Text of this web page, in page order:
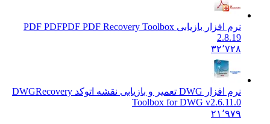
نرم افزار بازیابی PDF PDFPDF PDF Recovery Toolbox
2.8.19
۳۲٬۷۲۸
نرم افزار DWG تعمیر و بازیابی نقشه اتوکد DWG
Recovery
Toolbox for DWG v2.6.11.0
۲۱٬۹۷۹